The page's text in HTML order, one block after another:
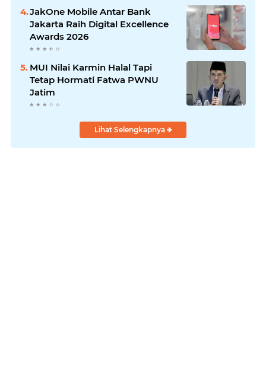
JakOne Mobile Antar Bank
Jakarta Raih Digital Excellence
Awards 2026
MUI Nilai Karmin Halal Tapi
Tetap Hormati Fatwa PWNU
Jatim
Lihat Selengkapnya